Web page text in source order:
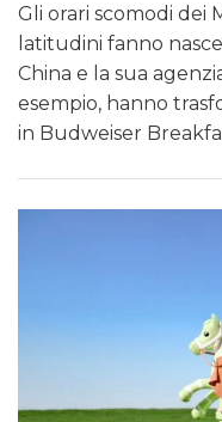
Gli orari scomodi dei
latitudini fanno
China e la sua
esempio, hanno
in Budweiser